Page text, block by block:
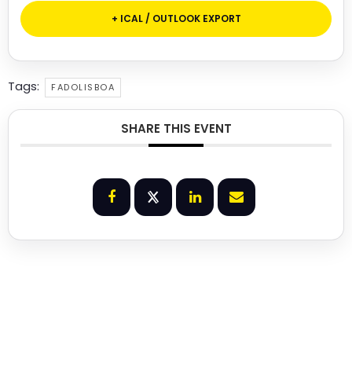
+ ICAL / OUTLOOK EXPORT
Tags: FADOLISBOA
SHARE THIS EVENT